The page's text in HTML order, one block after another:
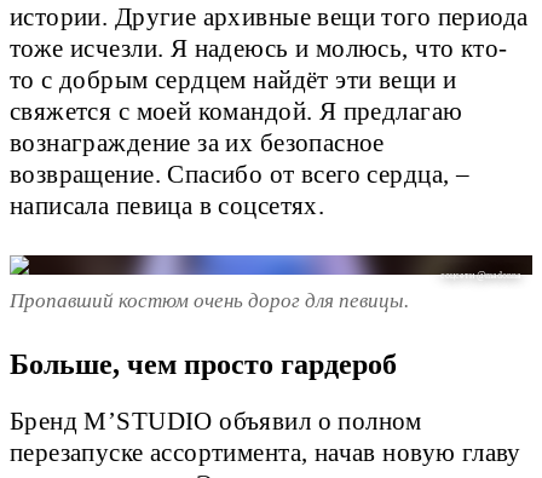
истории. Другие архивные вещи того периода
тоже исчезли. Я надеюсь и молюсь, что кто-
то с добрым сердцем найдёт эти вещи и
свяжется с моей командой. Я предлагаю
вознаграждение за их безопасное
возвращение. Спасибо от всего сердца, –
написала певица в соцсетях.
соцсети @madonna
Пропавший костюм очень дорог для певицы.
Больше, чем просто гардероб
Бренд M’STUDIO объявил о полном
перезапуске ассортимента, начав новую главу